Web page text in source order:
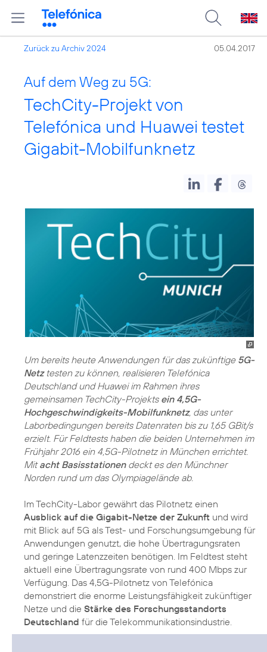
Zurück zu Archiv 2024 05.04.2017
Auf dem Weg zu 5G:
TechCity-Projekt von
Telefónica und Huawei testet
Gigabit-Mobilfunknetz
Um bereits heute Anwendungen für das zukünftige 5G-
Netztesten zu können, realisieren Telefónica
Deutschland und Huawei im Rahmen ihres
gemeinsamen TechCity-Projekts ein 4,5G-
Hochgeschwindigkeits-Mobilfunknetz, das unter
Laborbedingungen bereits Datenraten bis zu 1,65 GBit/s
erzielt. Für Feldtests haben die beiden Unternehmen im
Frühjahr 2016 ein 4,5G-Pilotnetz in München errichtet.
Mitacht Basisstationendeckt es den Münchner
Norden rund um das Olympiagelände ab.
Im TechCity-Labor gewährt das Pilotnetz einen
Ausblick auf die Gigabit-Netze der Zukunft und wird
mit Blick auf 5G als Test- und Forschungsumgebung für
Anwendungen genutzt, die hohe Übertragungsraten
und geringe Latenzzeiten benötigen. Im Feldtest steht
aktuell eine Übertragungsrate von rund 400 Mbps zur
Verfügung. Das 4,5G-Pilotnetz von Telefónica
demonstriert die enorme Leistungsfähigkeit zukünftiger
Netze und die Stärke des Forschungsstandorts
Deutschland für die Telekommunikationsindustrie.